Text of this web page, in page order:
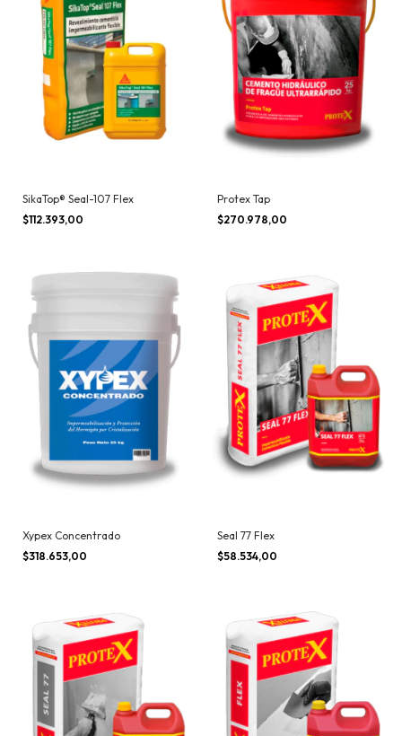
SikaTop® Seal-107 Flex
$112.393,00
Protex Tap
$270.978,00
Xypex Concentrado
$318.653,00
Seal 77 Flex
$58.534,00